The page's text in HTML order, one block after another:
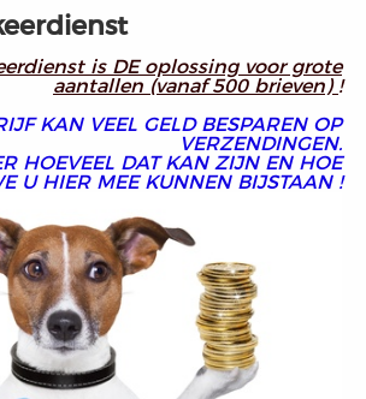
is DE oplossing voor grote
aantallen (vanaf 500 brieven) !
KAN VEEL GELD BESPAREN OP
VERZENDINGEN.
HOEVEEL DAT KAN ZIJN EN HOE
U HIER MEE KUNNEN BIJSTAAN !